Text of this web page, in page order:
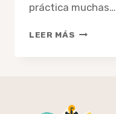
práctica muchas…
LEER MÁS CLASES
CANCÚN